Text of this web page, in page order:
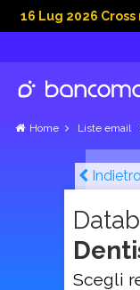
2026 Cross
Home Liste email
Indietro
Scegli